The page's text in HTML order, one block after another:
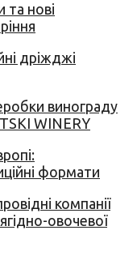
та нові
дріжджі
винограду
WINERY
формати
компанії
овочевої